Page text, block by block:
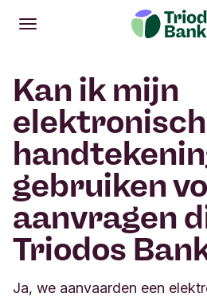
Openen
Hoofdmenu
Kan ik mijn
gebruiken
aanvragen
Triodos
Ja, we aanvaarden een